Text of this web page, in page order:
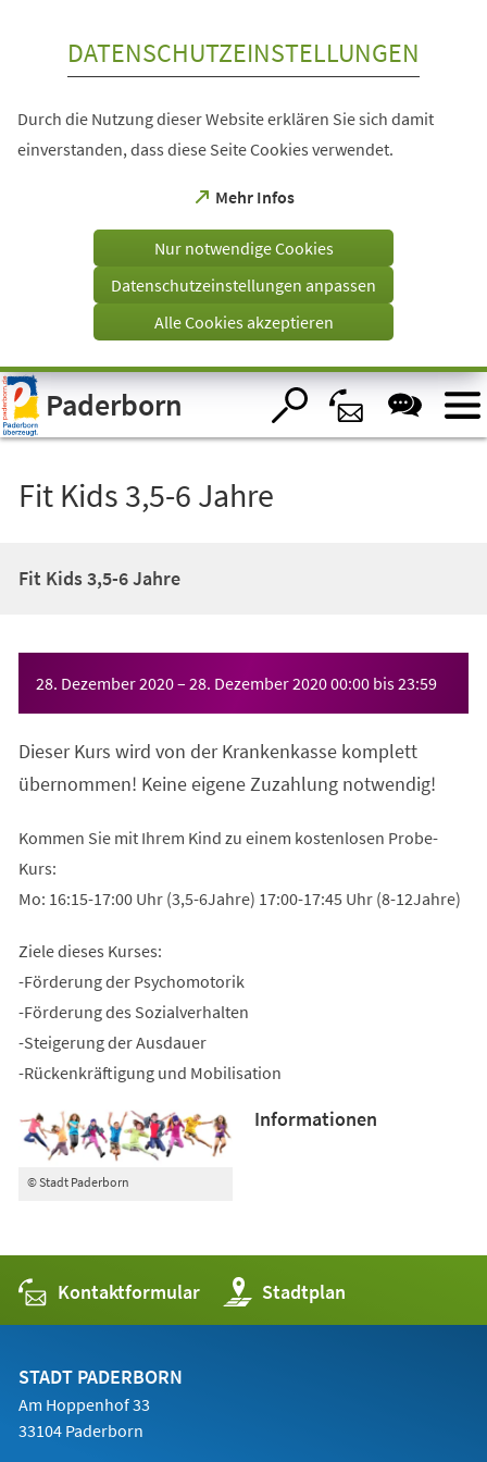
Visuelle
Assistenzsoftware
öffnen.
DATENSCHUTZEINSTELLUNGEN
Durch die Nutzung dieser Website erklären Sie sich damit
einverstanden, dass diese Seite Cookies verwendet.
Mehr Infos
(Öffnet
einem
Tab)
Nur notwendige Cookies
Datenschutzeinstellungen anpassen
Alle Cookies akzeptieren
Paderborn
Fit Kids 3,5-6 Jahre
Fit Kids 3,5-6 Jahre
28. Dezember 2020– 28. Dezember 202000:00 bis23:59
Dieser Kurs wird von der Krankenkasse komplett
übernommen! Keine eigene Zuzahlung notwendig!
Kommen Sie mit Ihrem Kind zu einem kostenlosen Probe-
Kurs:
Mo: 16:15-17:00 Uhr (3,5-6Jahre) 17:00-17:45 Uhr (8-12Jahre)
Ziele dieses Kurses:
-Förderung der Psychomotorik
-Förderung des Sozialverhalten
-Steigerung der Ausdauer
-Rückenkräftigung und Mobilisation
© Stadt Paderborn
Informationen
Kontaktformular Stadtplan
(Öffnet
in
einem
STADT PADERBORN
Am Hoppenhof 33
33104 Paderborn